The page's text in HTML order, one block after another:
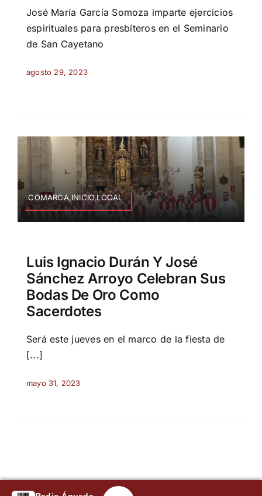
José María García Somoza imparte ejercicios
espirituales para presbíteros en el Seminario
de San Cayetano
agosto 29, 2023
COMARCA,INICIO,LOCAL
Luis Ignacio Durán Y José
Sánchez Arroyo Celebran Sus
Bodas De Oro Como
Sacerdotes
Será este jueves en el marco de la fiesta de
[...]
mayo 31, 2023